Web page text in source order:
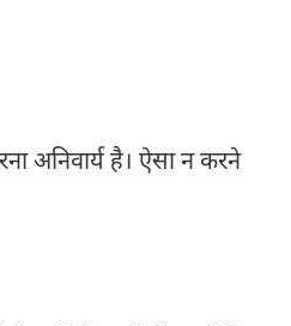
अनिवार्य है। ऐसा न करने